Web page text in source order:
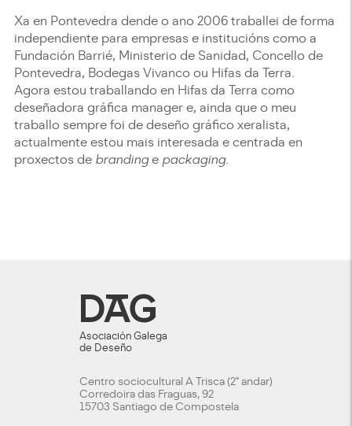
Xa en Pontevedra dende o ano 2006 traballei de forma
independiente para empresas e institucións como a
Fundación Barrié, Ministerio de Sanidad, Concello de
Pontevedra, Bodegas Vivanco ou Hifas da Terra.
Agora estou traballando en Hifas da Terra como
deseñadora gráfica manager e, ainda que o meu
traballo sempre foi de deseño gráfico xeralista,
actualmente estou mais interesada e centrada en
proxectos de brandinge packaging.
Asociación Galega
de Deseño
Centro sociocultural A Trisca (2º andar)
Corredoira das Fraguas, 92
15703 Santiago de Compostela